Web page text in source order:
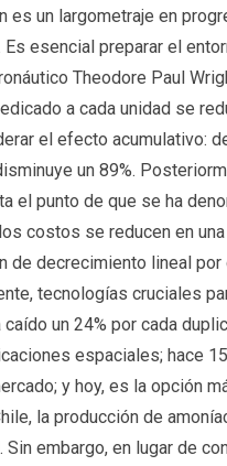
es un largometraje en
esencial preparar el
Theodore Paul
a cada unidad se
el efecto acumulativo:
un 89%.
el punto de que se ha
costos se reducen en
de decrecimiento lineal
tecnologías cruciales
un 24% por cada
espaciales; hace
y hoy, es la opción
la producción de
embargo, en lugar de